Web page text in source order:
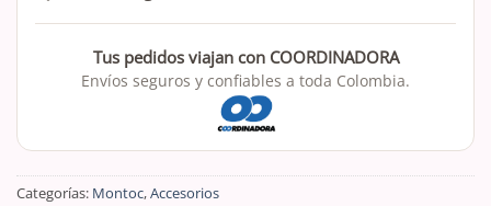
Tus pedidos viajan con COORDINADORA
Envíos seguros y confiables a toda Colombia.
Categorías: Montoc,Accesorios